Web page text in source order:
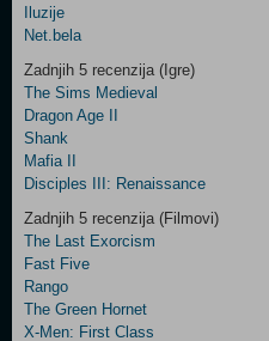
Two
Newsletter
Control
Field
Three
Iluzije
Net.bela
Zadnjih 5 recenzija (Igre)
The Sims Medieval
Dragon Age II
Shank
Mafia II
Disciples III: Renaissance
Zadnjih 5 recenzija (Filmovi)
The Last Exorcism
Fast Five
Rango
The Green Hornet
X-Men: First Class